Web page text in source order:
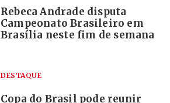
Rebeca Andrade disputa
Campeonato Brasileiro em
Brasília neste fim de semana
DESTAQUE
Copa do Brasil pode reunir